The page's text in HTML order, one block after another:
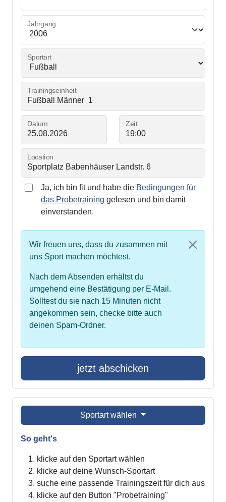
Jahrgang
Sportart
Trainingseinheit
Datum Zeit
Location
Ja, ich bin fit und habe die Bedingungen für
das Probetraining gelesen und bin damit
einverstanden.
Wir freuen uns, dass du zusammen mit
uns Sport machen möchtest.
Nach dem Absenden erhältst du
umgehend eine Bestätigung per E-Mail.
Solltest du sie nach 15 Minuten nicht
angekommen sein, checke bitte auch
deinen Spam-Ordner.
jetzt abschicken
Sportart wählen
So geht's
klicke auf den Sportart wählen
klicke auf deine Wunsch-Sportart
suche eine passende Trainingszeit für dich aus
klicke auf den Button "Probetraining"